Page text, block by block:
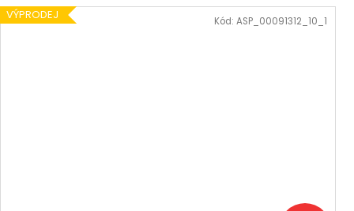
VÝPRODEJ Kód: ASP_00091312_10_1